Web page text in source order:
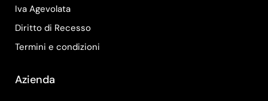
Iva Agevolata
Diritto di Recesso
Termini e condizioni
Azienda